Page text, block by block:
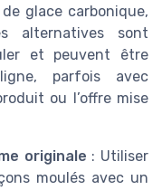
glace carbonique,
alternatives sont
et peuvent être
parfois avec
ou l’offre mise
originale : Utiliser
moulés avec un